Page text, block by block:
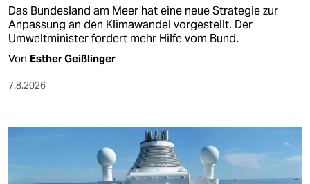
Das Bundesland am Meer hat eine neue Strategie zur
Anpassung an den Klimawandel vorgestellt. Der
Umweltminister fordert mehr Hilfe vom Bund.
Von Esther Geißlinger
7.8.2026